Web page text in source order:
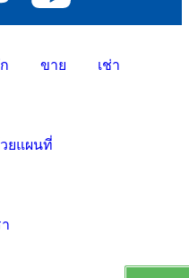
ขาย เช่า
ยแผนที่